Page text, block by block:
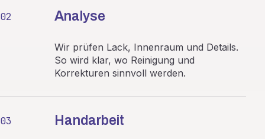
02 Analyse
Wir prüfen Lack, Innenraum und Details.
So wird klar, wo Reinigung und
Korrekturen sinnvoll werden.
03 Handarbeit